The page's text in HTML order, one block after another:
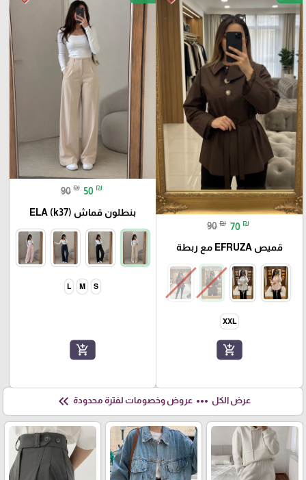
90 ₪ 70 ₪
قميص EFRUZA مع ربطة
XXL
add_shopping_cart
90 ₪ 50 ₪
بنطلون قماش ELA (k37)
S
M
L
add_shopping_cart
عرض الكل more_horiz عروض وخصومات لفترة محدودة keyboard_double_arrow_left